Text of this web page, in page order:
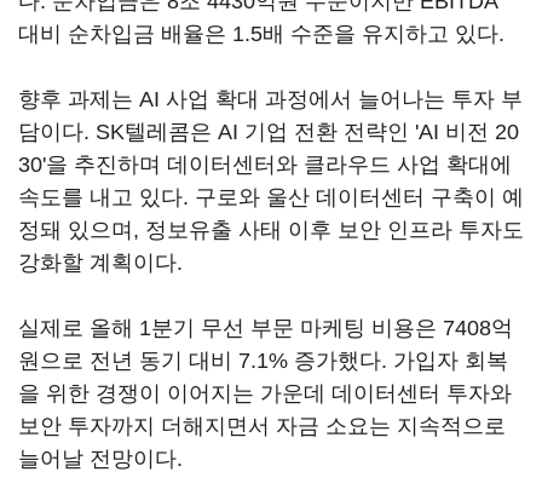
대비 순차입금 배율은 1.5배 수준을 유지하고 있다.
향후 과제는 AI 사업 확대 과정에서 늘어나는 투자 부
담이다. SK텔레콤은 AI 기업 전환 전략인 'AI 비전 20
30'을 추진하며 데이터센터와 클라우드 사업 확대에
속도를 내고 있다. 구로와 울산 데이터센터 구축이 예
정돼 있으며, 정보유출 사태 이후 보안 인프라 투자도
강화할 계획이다.
실제로 올해 1분기 무선 부문 마케팅 비용은 7408억
원으로 전년 동기 대비 7.1% 증가했다. 가입자 회복
을 위한 경쟁이 이어지는 가운데 데이터센터 투자와
보안 투자까지 더해지면서 자금 소요는 지속적으로
늘어날 전망이다.